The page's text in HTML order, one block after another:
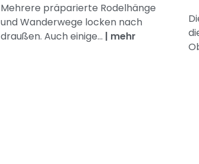
Mehrere präparierte Rodelhänge
und Wanderwege locken nach
draußen. Auch einige... | mehr